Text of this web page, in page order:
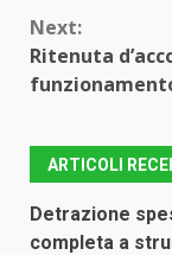
Next:
Ritenuta
ARTICOLI
Detrazione
completa a